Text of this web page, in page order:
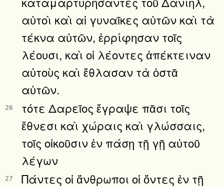
αὐτοὶ καὶ αἱ γυναῖκες αὐτῶν καὶ τὰ
τέκνα αὐτῶν, ἐρρίφησαν τοῖς
λέουσι, καὶ οἱ λέοντες ἀπέκτειναν
αὐτοὺς καὶ ἔθλασαν τὰ ὀστᾶ
αὐτῶν.
26
τότε Δαρεῖος ἔγραψε πᾶσι τοῖς
ἔθνεσι καὶ χώραις καὶ γλώσσαις,
τοῖς οἰκοῦσιν ἐν πάσῃ τῇ γῇ αὐτοῦ
λέγων
27
Πάντες οἱ ἄνθρωποι οἱ ὄντες ἐν τῇ